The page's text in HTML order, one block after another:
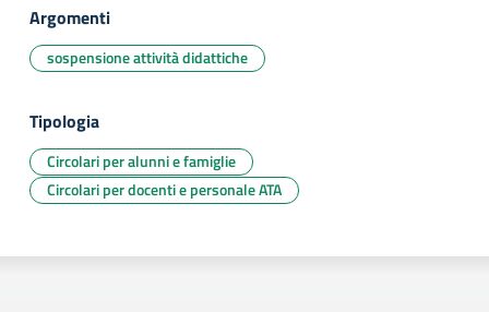
Argomenti
sospensione attività didattiche
Tipologia
Circolari per alunni e famiglie
Circolari per docenti e personale ATA